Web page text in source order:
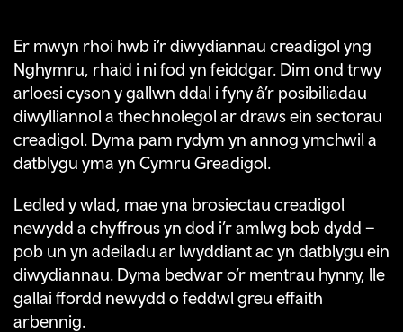
Er mwyn rhoi hwb i’r diwydiannau creadigol yng
Nghymru, rhaid i ni fod yn feiddgar. Dim ond trwy
arloesi cyson y gallwn ddal i fyny â’r posibiliadau
diwylliannol a thechnolegol ar draws ein sectorau
creadigol. Dyma pam rydym yn annog ymchwil a
datblygu yma yn Cymru Greadigol.
Ledled y wlad, mae yna brosiectau creadigol
newydd a chyffrous yn dod i’r amlwg bob dydd –
pob un yn adeiladu ar lwyddiant ac yn datblygu ein
diwydiannau. Dyma bedwar o’r mentrau hynny, lle
gallai ffordd newydd o feddwl greu effaith
arbennig.